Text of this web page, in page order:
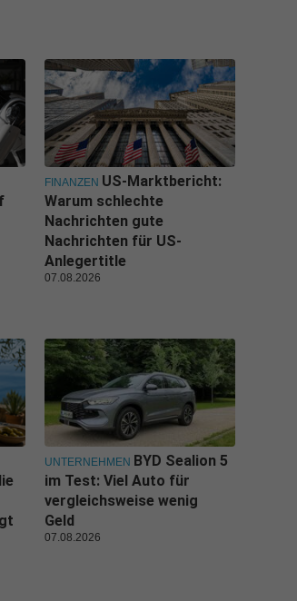
FINANZEN US-Marktbericht:
Warum schlechte
Nachrichten gute
Nachrichten für US-
Anlegertitle
07.08.2026
UNTERNEHMEN BYD Sealion 5
im Test: Viel Auto für
vergleichsweise wenig
Geld
07.08.2026